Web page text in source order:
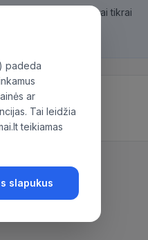
kad aktualūs skelbimai tikrai
padeda
ar
Tai leidžia
teikiamas
slapukus